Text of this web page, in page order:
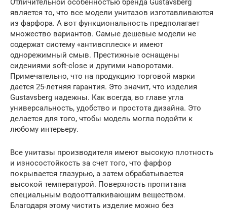
Отличительной особенностью бренда Gustavsberg
является то, что все модели унитазов изготавливаются
из фарфора. А вот функциональность предполагает
множество вариантов. Самые дешевые модели не
содержат систему «антивсплеск» и имеют
однорежимный смыв. Престижные оснащены
сидениями soft-close и другими наворотами.
Примечательно, что на продукцию торговой марки
дается 25-летняя гарантия. Это значит, что изделия
Gustavsberg надежны. Как всегда, во главе угла
универсальность, удобство и простота дизайна. Это
делается для того, чтобы модель могла подойти к
любому интерьеру.
Все унитазы производителя имеют высокую плотность
и износостойкость за счет того, что фарфор
покрывается глазурью, а затем обрабатывается
высокой температурой. Поверхность пропитана
специальным водоотталкивающим веществом.
Благодаря этому чистить изделие можно без